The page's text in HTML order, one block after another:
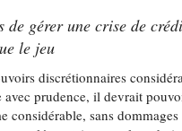
de gérer une crise de
le jeu
discrétionnaires
avec prudence, il devrait
considérable, sans